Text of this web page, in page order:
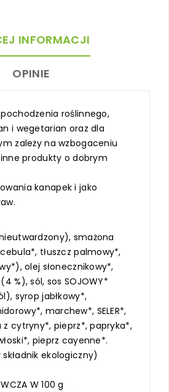
INFORMACJI
OPINIE
pochodzenia roślinnego,
i wegetarian oraz dla
zależy na wzbogaceniu
produkty o dobrym
kanapek i jako
smażona
tłuszcz palmowy*,
olej słonecznikowy*,
%), sól, sos SOJOWY*
syrop jabłkowy*,
marchew*, SELER*,
cytryny*, pieprz*, papryka*,
pieprz cayenne*.
ekologiczny)
W 100 g